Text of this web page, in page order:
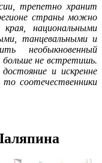
трепетно хранит
страны можно
национальными
танцевальными и
необыкновенный
больше не встретишь.
и искренне
соотечественники